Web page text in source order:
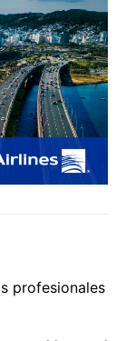
profesionales